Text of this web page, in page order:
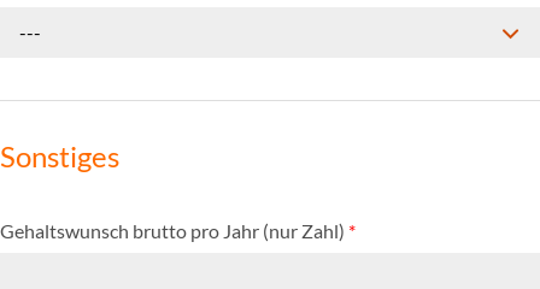
---
Sonstiges
Gehaltswunsch brutto pro Jahr (nur Zahl) *